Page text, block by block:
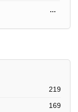
...
219
169